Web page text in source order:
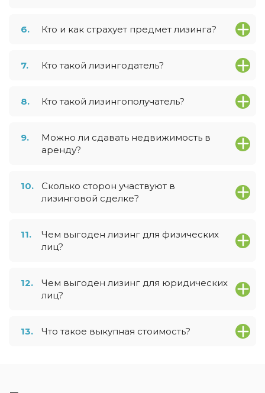
6. Кто и как страхует предмет лизинга?
7. Кто такой лизингодатель?
8. Кто такой лизингополучатель?
9.
Можно ли сдавать недвижимость в
аренду?
10.
Сколько сторон участвуют в
лизинговой сделке?
11.
Чем выгоден лизинг для физических
лиц?
12.
Чем выгоден лизинг для юридических
лиц?
13. Что такое выкупная стоимость?